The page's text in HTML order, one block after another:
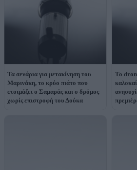
Τα σενάρια για μετακίνηση του
Μαρινάκη, το κρύο πιάτο που
ετοιμάζει ο Σαμαράς και ο δρόμος
χωρίς επιστροφή του Δούκα
Το